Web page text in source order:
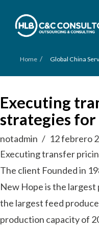
Home / Global China
Executing
strategies for
notadmin
12 febrero
Executing transfer
The client Founded in
New Hope is the
the largest feed
production capacity of